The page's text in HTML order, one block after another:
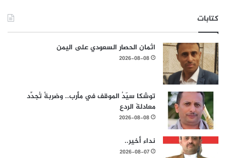
كتابات
اثمان الحصار السعودي على اليمن
2026-08-08
توشكا سيّدُ الموقف في مأرب.. وضربةٌ تُجدِّد
معادلةَ الردع
2026-08-08
نداء أخير..
2026-08-07